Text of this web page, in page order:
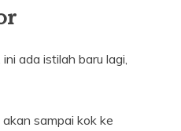
ada istilah baru lagi,
sampai kok ke